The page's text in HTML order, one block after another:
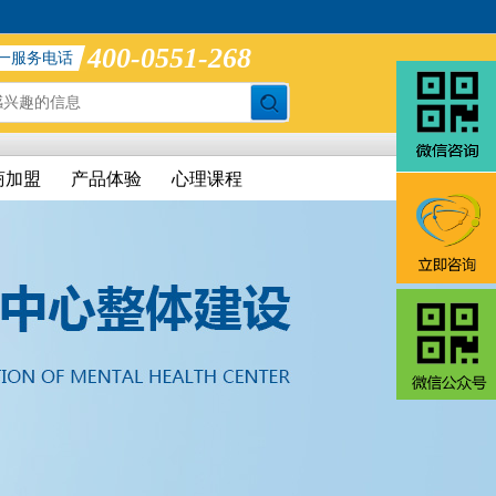
服务电话 400-0551-268
加盟 产品体验 心理课程